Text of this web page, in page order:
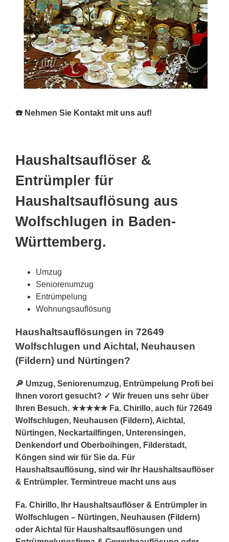
☎️ Nehmen Sie Kontakt mit uns auf!
Haushaltsauflöser &
Entrümpler für
Haushaltsauflösung aus
Wolfschlugen in Baden-
Württemberg.
Umzug
Seniorenumzug
Entrümpelung
Wohnungsauflösung
Haushaltsauflösungen in 72649
Wolfschlugen und Aichtal, Neuhausen
(Fildern) und Nürtingen?
🔎 Umzug, Seniorenumzug, Entrümpelung Profi bei
Ihnen vorort gesucht? ✓ Wir freuen uns sehr über
Ihren Besuch. ★★★★★ Fa. Chirillo, auch für 72649
Wolfschlugen, Neuhausen (Fildern), Aichtal,
Nürtingen, Neckartailfingen, Unterensingen,
Denkendorf und Oberboihingen, Filderstadt,
Köngen sind wir für Sie da. Für
Haushaltsauflösung, sind wir Ihr Haushaltsauflöser
& Entrümpler. Termintreue macht uns aus
Fa. Chirillo, Ihr Haushaltsauflöser & Entrümpler in
Wolfschlugen – Nürtingen, Neuhausen (Fildern)
oder Aichtal für Haushaltsauflösungen und